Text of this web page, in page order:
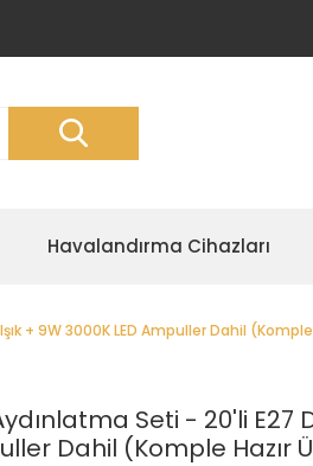
Havalandırma Cihazları
+ 9W 3000K LED Ampuller Dahil (Komple
Seti - 20'li E27
Dahil (Komple Hazır